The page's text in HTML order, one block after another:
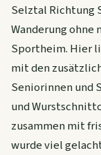
Selztal Richtung
Wanderung ohne
Sportheim. Hier
mit den
Seniorinnen und
und
zusammen mit
wurde viel